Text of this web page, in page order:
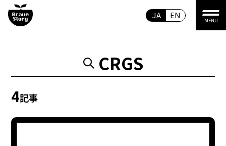
EN
JA
MENU
CRGS
4記事